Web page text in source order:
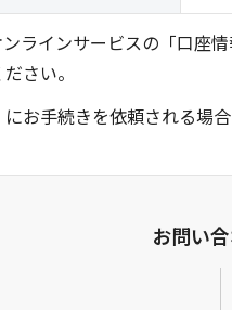
ラインサービスの「口座
さい。
お手続きを依頼される場
お問い